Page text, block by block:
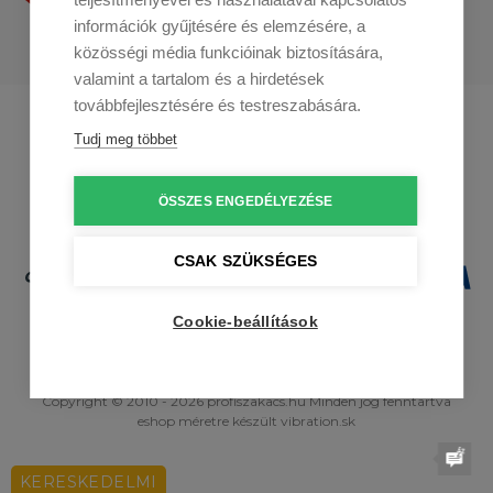
Profikuchar.sk
Profikuchař.cz
Copyright © 2010 - 2026 profiszakacs.hu Minden jog fenntartva
eshop méretre készült vibration.sk
KERESKEDELMI
információk gyűjtésére és elemzésére, a
közösségi média funkcióinak biztosítására,
valamint a tartalom és a hirdetések
továbbfejlesztésére és testreszabására.
Tudj meg többet
ÖSSZES ENGEDÉLYEZÉSE
CSAK SZÜKSÉGES
Cookie-beállítások